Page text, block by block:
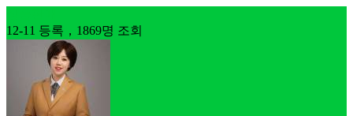
12-11 등록，1869명 조회